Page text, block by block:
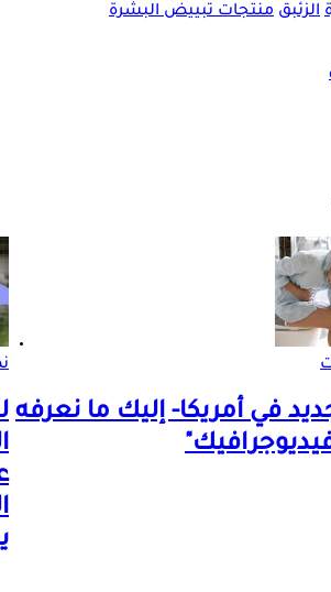
الزئبق منتجات تبييض البشرة
في أمريكا- إليك ما نعرفه